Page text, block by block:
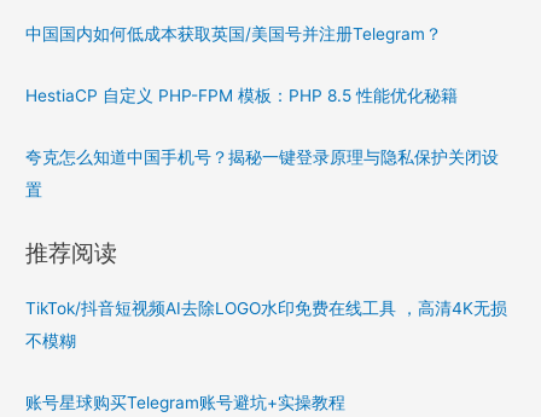
中国国内如何低成本获取英国/美国号并注册Telegram？
HestiaCP 自定义 PHP-FPM 模板：PHP 8.5 性能优化秘籍
夸克怎么知道中国手机号？揭秘一键登录原理与隐私保护关闭设
置
推荐阅读
TikTok/抖音短视频AI去除LOGO水印免费在线工具 ，高清4K无损
不模糊
账号星球购买Telegram账号避坑+实操教程